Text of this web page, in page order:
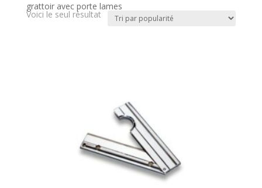
grattoir avec porte lames
Voici le seul résultat